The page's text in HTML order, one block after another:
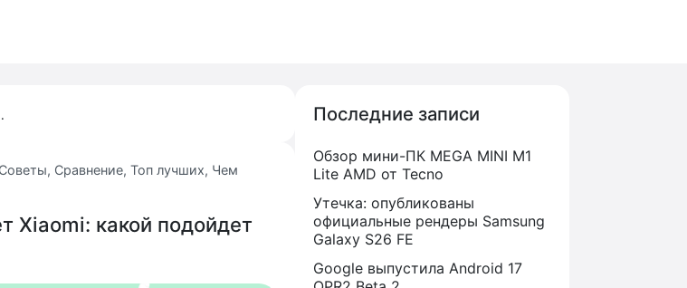
именно вам
Советы, Сравнение, Топ лучших, Чем
Xiaomi: какой подойдет
Последние записи
Обзор мини-ПК MEGA MINI M1
Lite AMD от Tecno
Утечка: опубликованы
официальные рендеры Samsung
Galaxy S26 FE
Google выпустила Android 17